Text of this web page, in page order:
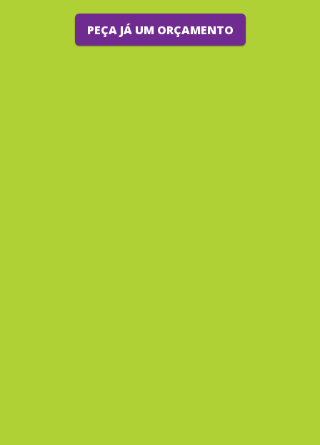
PEÇA JÁ UM ORÇAMENTO